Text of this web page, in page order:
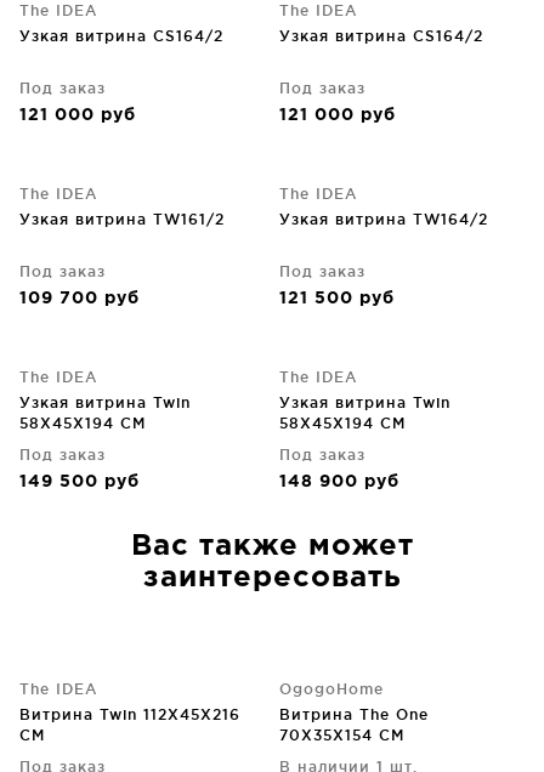
The IDEA
Узкая витрина CS164/2
Под заказ
121 000 руб
The IDEA
Узкая витрина CS164/2
Под заказ
121 000 руб
The IDEA
Узкая витрина TW161/2
Под заказ
109 700 руб
The IDEA
Узкая витрина TW164/2
Под заказ
121 500 руб
The IDEA
Узкая витрина Twin
58X45X194 CM
Под заказ
149 500 руб
The IDEA
Узкая витрина Twin
58X45X194 CM
Под заказ
148 900 руб
Вас также может
заинтересовать
The IDEA
Витрина Twin 112X45X216
CM
Под заказ
OgogoHome
Витрина The One
70X35X154 CM
В наличии 1 шт.